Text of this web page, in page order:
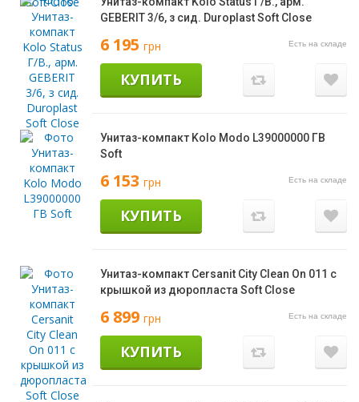
GEBERIT 3/6, з сид. Duroplast Soft Close
6 195 грн Есть на складе
КУПИТЬ
Унитаз-компакт Kolo Modo L39000000 ГВ
Soft
6 153 грн Есть на складе
КУПИТЬ
Унитаз-компакт Cersanit City Clean On 011 с
крышкой из дюропласта Soft Close
6 899 грн Есть на складе
КУПИТЬ